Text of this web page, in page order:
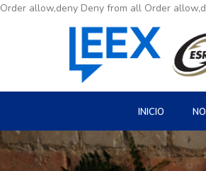
Order allow,deny Deny from all Order
INICIO